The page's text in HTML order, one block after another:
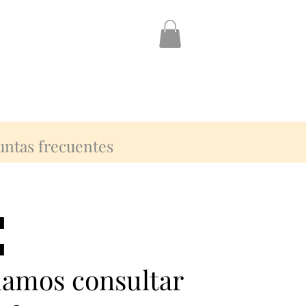
frecuentes
consultar